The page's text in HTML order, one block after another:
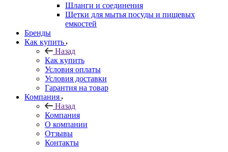
Шланги и соединения
Щетки для мытья посуды и пищевых
емкостей
Бренды
Как купить
Назад
Как купить
Условия оплаты
Условия доставки
Гарантия на товар
Компания
Назад
Компания
О компании
Отзывы
Контакты